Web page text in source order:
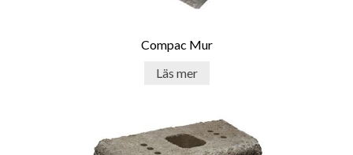
Compac Mur
Läs mer